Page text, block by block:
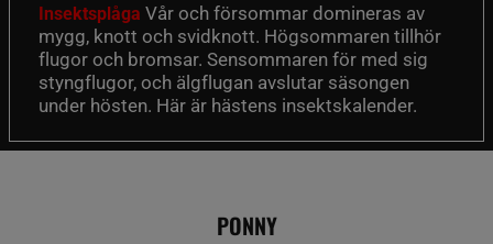
Insektsplåga Vår och försommar domineras av
mygg, knott och svidknott. Högsommaren tillhör
flugor och bromsar. Sensommaren för med sig
styngflugor, och älgflugan avslutar säsongen
under hösten. Här är hästens insektskalender.
PONNY